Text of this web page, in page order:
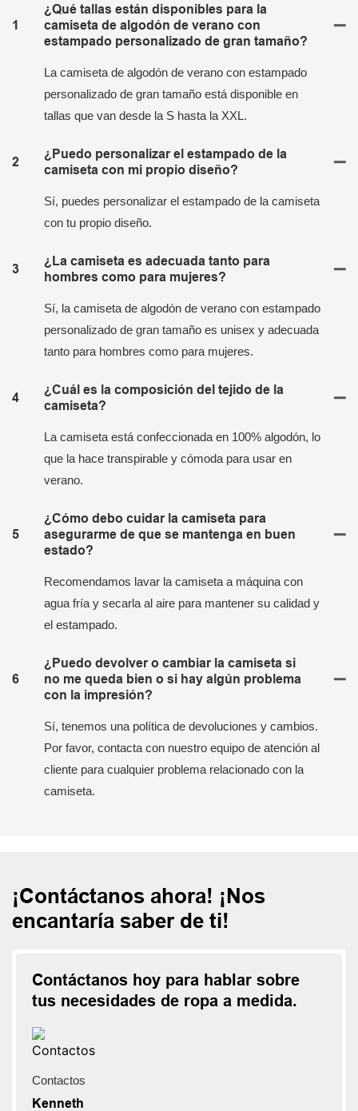
1
¿Qué tallas están disponibles para la
camiseta de algodón de verano con
estampado personalizado de gran tamaño?
La camiseta de algodón de verano con estampado
personalizado de gran tamaño está disponible en
tallas que van desde la S hasta la XXL.
2
¿Puedo personalizar el estampado de la
camiseta con mi propio diseño?
Sí, puedes personalizar el estampado de la camiseta
con tu propio diseño.
3
¿La camiseta es adecuada tanto para
hombres como para mujeres?
Sí, la camiseta de algodón de verano con estampado
personalizado de gran tamaño es unisex y adecuada
tanto para hombres como para mujeres.
4
¿Cuál es la composición del tejido de la
camiseta?
La camiseta está confeccionada en 100% algodón, lo
que la hace transpirable y cómoda para usar en
verano.
5
¿Cómo debo cuidar la camiseta para
asegurarme de que se mantenga en buen
estado?
Recomendamos lavar la camiseta a máquina con
agua fría y secarla al aire para mantener su calidad y
el estampado.
6
¿Puedo devolver o cambiar la camiseta si
no me queda bien o si hay algún problema
con la impresión?
Sí, tenemos una política de devoluciones y cambios.
Por favor, contacta con nuestro equipo de atención al
cliente para cualquier problema relacionado con la
camiseta.
¡Contáctanos ahora! ¡Nos
encantaría saber de ti!
Contáctanos hoy para hablar sobre
tus necesidades de ropa a medida.
Contactos
Kenneth